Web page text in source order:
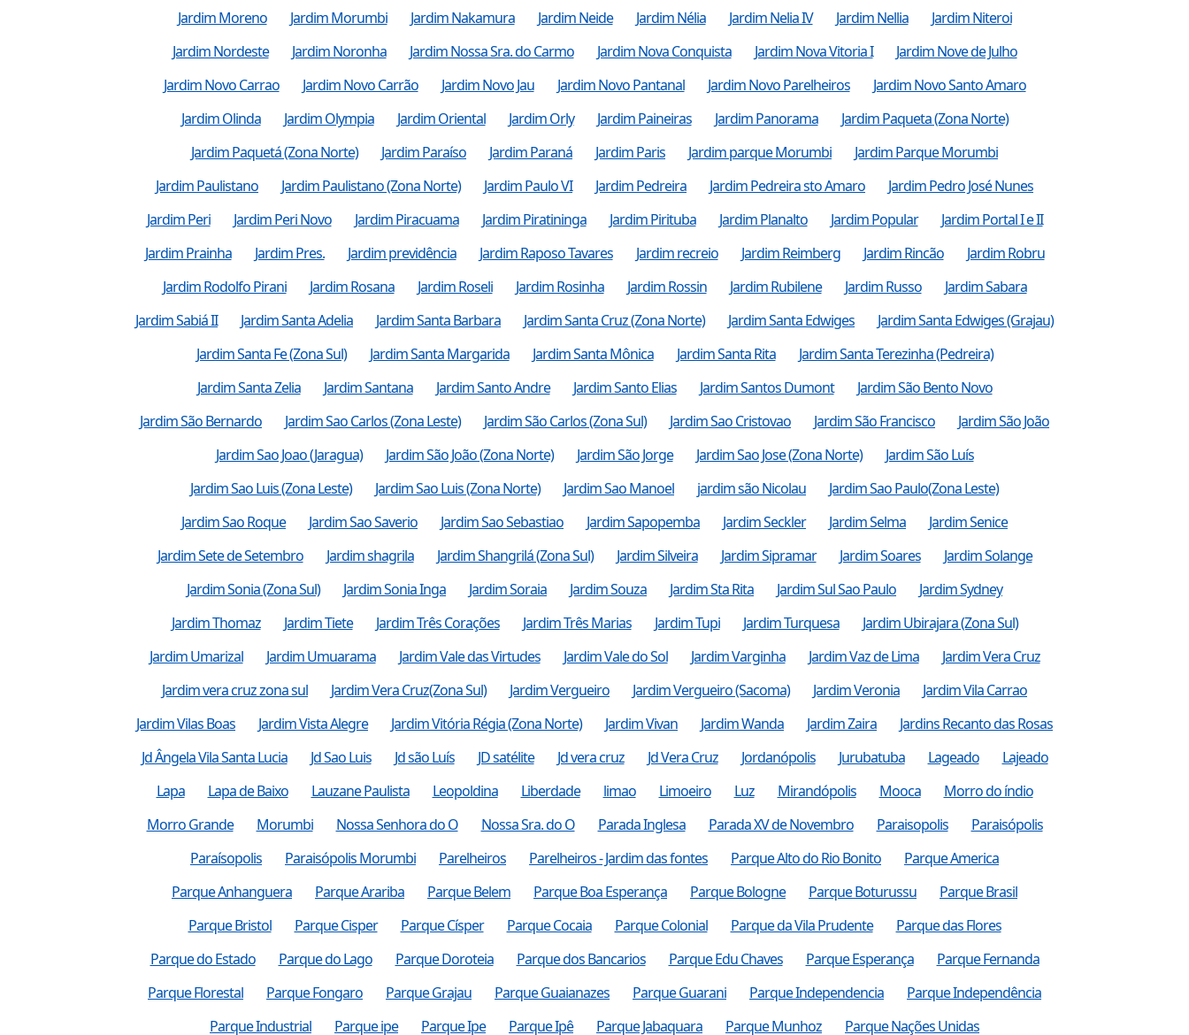
Jardim Moreno
Jardim Morumbi Jardim Nakamura Jardim Neide Jardim Nélia Jardim Nelia IV Jardim Nellia
Jardim Niteroi
Jardim Nordeste
Jardim Noronha Jardim Nossa Sra. do Carmo Jardim Nova Conquista Jardim Nova Vitoria I
Jardim Nove de Julho
Jardim Novo Carrao
Jardim Novo Carrão Jardim Novo Jau Jardim Novo Pantanal Jardim Novo Parelheiros
Jardim Novo Santo Amaro
Jardim Olinda
Jardim Olympia Jardim Oriental Jardim Orly Jardim Paineiras Jardim Panorama
Jardim Paqueta (Zona Norte)
Jardim Paquetá (Zona Norte)
Jardim Paraíso Jardim Paraná Jardim Paris Jardim parque Morumbi
Jardim Parque Morumbi
Jardim Paulistano
Jardim Paulistano (Zona Norte) Jardim Paulo VI Jardim Pedreira Jardim Pedreira sto Amaro
Jardim Pedro José Nunes
Jardim Peri
Jardim Peri Novo Jardim Piracuama Jardim Piratininga Jardim Pirituba Jardim Planalto Jardim Popular
Jardim Portal I e II
Jardim Prainha
Jardim Pres. Jardim previdência Jardim Raposo Tavares Jardim recreio Jardim Reimberg Jardim Rincão
Jardim Robru
Jardim Rodolfo Pirani
Jardim Rosana Jardim Roseli Jardim Rosinha Jardim Rossin Jardim Rubilene Jardim Russo
Jardim Sabara
Jardim Sabiá II
Jardim Santa Adelia Jardim Santa Barbara Jardim Santa Cruz (Zona Norte) Jardim Santa Edwiges
Jardim Santa Edwiges (Grajau)
Jardim Santa Fe (Zona Sul)
Jardim Santa Margarida Jardim Santa Mônica Jardim Santa Rita
Jardim Santa Terezinha (Pedreira)
Jardim Santa Zelia
Jardim Santana Jardim Santo Andre Jardim Santo Elias Jardim Santos Dumont
Jardim São Bento Novo
Jardim São Bernardo
Jardim Sao Carlos (Zona Leste) Jardim São Carlos (Zona Sul) Jardim Sao Cristovao Jardim São Francisco
Jardim São João
Jardim Sao Joao (Jaragua)
Jardim São João (Zona Norte) Jardim São Jorge Jardim Sao Jose (Zona Norte)
Jardim São Luís
Jardim Sao Luis (Zona Leste)
Jardim Sao Luis (Zona Norte) Jardim Sao Manoel jardim são Nicolau
Jardim Sao Paulo(Zona Leste)
Jardim Sao Roque
Jardim Sao Saverio Jardim Sao Sebastiao Jardim Sapopemba Jardim Seckler Jardim Selma
Jardim Senice
Jardim Sete de Setembro
Jardim shagrila Jardim Shangrilá (Zona Sul) Jardim Silveira Jardim Sipramar Jardim Soares
Jardim Solange
Jardim Sonia (Zona Sul)
Jardim Sonia Inga Jardim Soraia Jardim Souza Jardim Sta Rita Jardim Sul Sao Paulo
Jardim Sydney
Jardim Thomaz
Jardim Tiete Jardim Três Corações Jardim Três Marias Jardim Tupi Jardim Turquesa
Jardim Ubirajara (Zona Sul)
Jardim Umarizal
Jardim Umuarama Jardim Vale das Virtudes Jardim Vale do Sol Jardim Varginha Jardim Vaz de Lima
Jardim Vera Cruz
Jardim vera cruz zona sul
Jardim Vera Cruz(Zona Sul) Jardim Vergueiro Jardim Vergueiro (Sacoma) Jardim Veronia
Jardim Vila Carrao
Jardim Vilas Boas
Jardim Vista Alegre Jardim Vitória Régia (Zona Norte) Jardim Vivan Jardim Wanda Jardim Zaira
Jardins Recanto das Rosas
Jd Ângela Vila Santa Lucia
Jd Sao Luis Jd são Luís JD satélite Jd vera cruz Jd Vera Cruz Jordanópolis Jurubatuba Lageado
Lajeado
Lapa
Lapa de Baixo Lauzane Paulista Leopoldina Liberdade limao Limoeiro Luz Mirandópolis Mooca
Morro do índio
Morro Grande
Morumbi Nossa Senhora do O Nossa Sra. do O Parada Inglesa Parada XV de Novembro Paraisopolis
Paraisópolis
Paraísopolis
Paraisópolis Morumbi Parelheiros Parelheiros - Jardim das fontes Parque Alto do Rio Bonito
Parque America
Parque Anhanguera
Parque Arariba Parque Belem Parque Boa Esperança Parque Bologne Parque Boturussu
Parque Brasil
Parque Bristol
Parque Cisper Parque Císper Parque Cocaia Parque Colonial Parque da Vila Prudente
Parque das Flores
Parque do Estado
Parque do Lago Parque Doroteia Parque dos Bancarios Parque Edu Chaves Parque Esperança
Parque Fernanda
Parque Florestal
Parque Fongaro Parque Grajau Parque Guaianazes Parque Guarani Parque Independencia
Parque Independência
Parque Industrial
Parque ipe Parque Ipe Parque Ipê Parque Jabaquara Parque Munhoz Parque Nações Unidas